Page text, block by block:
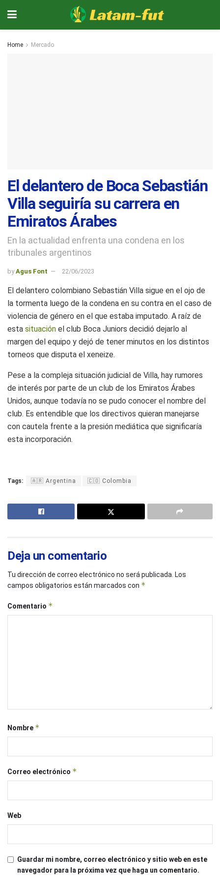
Home Mercado
El delantero de Boca Sebastián
Villa seguiría su carrera en
Emiratos Árabes
En la actualidad enfrenta una condena en los
tribunales argentinos
by Agus Font 22/06/2023
El delantero colombiano Sebastián Villa sigue en el ojo de
la tormenta luego de la condena en su contra en el caso de
violencia de género en el que estaba imputado. A raíz de
esta situación el club Boca Juniors decidió dejarlo al
margen del equipo y dejó de tener minutos en los distintos
torneos que disputa el xeneize.
Pese a la compleja situación judicial de Villa, hay rumores
de interés por parte de un club de los Emiratos Árabes
Unidos, aunque todavía no se pudo conocer el nombre del
club. Es entendible que los directivos quieran manejarse
con cautela frente a la presión mediática que significaría
esta incorporación.
Tags: 🇦🇷 Argentina 🇨🇴 Colombia
Deja un comentario
Tu dirección de correo electrónico no será publicada. Los
campos obligatorios están marcados con *
Comentario *
Nombre *
Correo electrónico *
Web
Guardar mi nombre, correo electrónico y sitio web en este
navegador para la próxima vez que haga un comentario.